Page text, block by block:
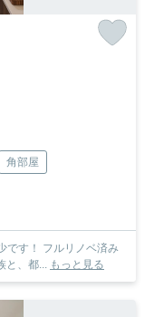
角部屋
です！ フルリノベ済み
、都...
もっと見る